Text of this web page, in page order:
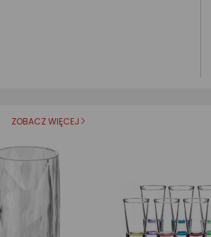
ZOBACZ WIĘCEJ